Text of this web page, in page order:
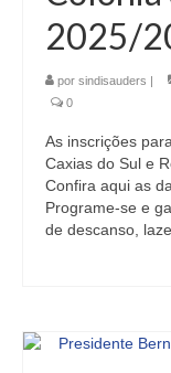
2025/
por sindisauders |
0
As inscrições
Caxias do Sul e
Confira aqui as
Programe-se e
de descanso,